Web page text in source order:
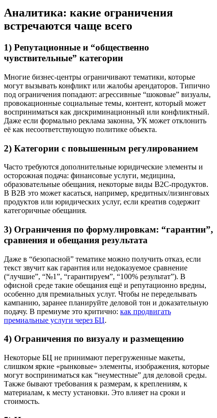
Аналитика: какие ограничения
встречаются чаще всего
1) Репутационные и “общественно
чувствительные” категории
Многие бизнес-центры ограничивают тематики, которые
могут вызывать конфликт или жалобы арендаторов. Типично
под ограничения попадают: агрессивные “шоковые” визуалы,
провокационные социальные темы, контент, который может
восприниматься как дискриминационный или конфликтный.
Даже если формально реклама законна, УК может отклонить
её как несоответствующую политике объекта.
2) Категории с повышенным регулированием
Часто требуются дополнительные юридические элементы и
осторожная подача: финансовые услуги, медицина,
образовательные обещания, некоторые виды B2C-продуктов.
В B2B это может касаться, например, кредитных/лизинговых
продуктов или юридических услуг, если креатив содержит
категоричные обещания.
3) Ограничения по формулировкам: “гарантии”,
сравнения и обещания результата
Даже в “безопасной” тематике можно получить отказ, если
текст звучит как гарантия или недоказуемое сравнение
(“лучшие”, “№1”, “гарантируем”, “100% результат”). В
офисной среде такие обещания ещё и репутационно вредны,
особенно для премиальных услуг. Чтобы не переделывать
кампанию, заранее планируйте деловой тон и доказательную
подачу. В премиуме это критично: как продвигать
премиальные услуги через БЦ.
4) Ограничения по визуалу и размещению
Некоторые БЦ не принимают перегруженные макеты,
слишком яркие «рынковые» элементы, изображения, которые
могут восприниматься как “неуместные” для деловой среды.
Также бывают требования к размерам, к креплениям, к
материалам, к месту установки. Это влияет на сроки и
стоимость.